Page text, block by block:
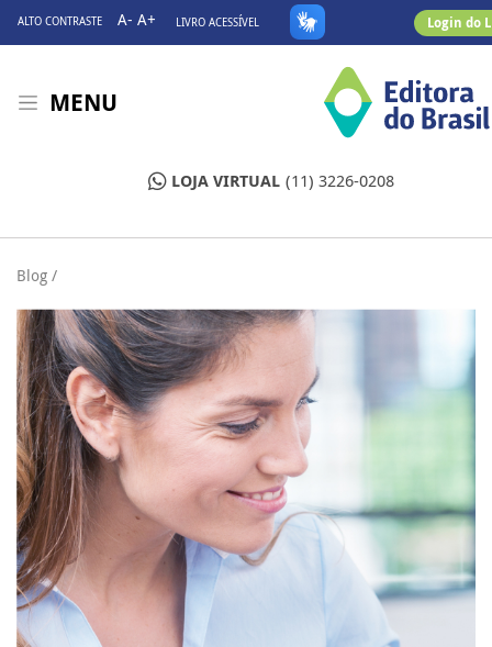
ALTO CONTRASTE A- A+ LIVRO ACESSÍVEL Login do
MENU
LOJA VIRTUAL (11) 3226-0208
Blog /